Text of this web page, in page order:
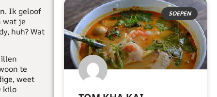
Ik geloof
wat je
huh? Wat
te
weet
kilo
SOEPEN